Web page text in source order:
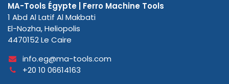
MA-Tools Égypte | Ferro Machine Tools
1 Abd Al Latif Al Makbati
El-Nozha, Heliopolis
4470152 Le Caire
info.eg@ma-tools.com
+20 10 06614163